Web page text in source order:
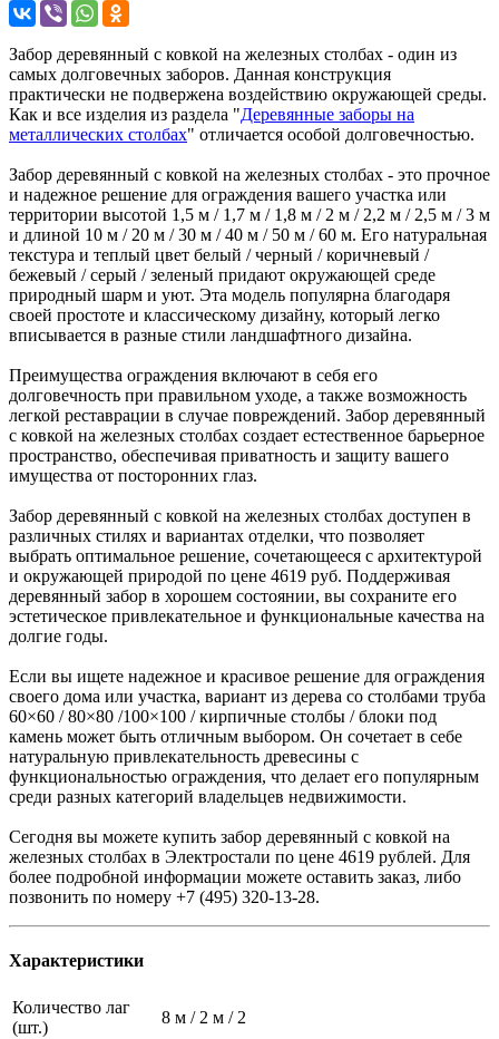
Забор деревянный с ковкой на железных столбах - один из
самых долговечных заборов. Данная конструкция
практически не подвержена воздействию окружающей среды.
Как и все изделия из раздела "Деревянные заборы на
металлических столбах" отличается особой долговечностью.
Забор деревянный с ковкой на железных столбах - это прочное
и надежное решение для ограждения вашего участка или
территории высотой 1,5 м / 1,7 м / 1,8 м / 2 м / 2,2 м / 2,5 м / 3 м
и длиной 10 м / 20 м / 30 м / 40 м / 50 м / 60 м. Его натуральная
текстура и теплый цвет белый / черный / коричневый /
бежевый / серый / зеленый придают окружающей среде
природный шарм и уют. Эта модель популярна благодаря
своей простоте и классическому дизайну, который легко
вписывается в разные стили ландшафтного дизайна.
Преимущества ограждения включают в себя его
долговечность при правильном уходе, а также возможность
легкой реставрации в случае повреждений. Забор деревянный
с ковкой на железных столбах создает естественное барьерное
пространство, обеспечивая приватность и защиту вашего
имущества от посторонних глаз.
Забор деревянный с ковкой на железных столбах доступен в
различных стилях и вариантах отделки, что позволяет
выбрать оптимальное решение, сочетающееся с архитектурой
и окружающей природой по цене 4619 руб. Поддерживая
деревянный забор в хорошем состоянии, вы сохраните его
эстетическое привлекательное и функциональные качества на
долгие годы.
Если вы ищете надежное и красивое решение для ограждения
своего дома или участка, вариант из дерева со столбами труба
60×60 / 80×80 /100×100 / кирпичные столбы / блоки под
камень может быть отличным выбором. Он сочетает в себе
натуральную привлекательность древесины с
функциональностью ограждения, что делает его популярным
среди разных категорий владельцев недвижимости.
Сегодня вы можете купить забор деревянный с ковкой на
железных столбах в Электростали по цене 4619 рублей. Для
более подробной информации можете оставить заказ, либо
позвонить по номеру +7 (495) 320-13-28.
Характеристики
Количество лаг
(шт.)
8 м / 2 м / 2